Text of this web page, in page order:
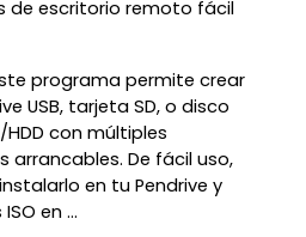
de escritorio remoto fácil
programa permite crear
USB, tarjeta SD, o disco
HDD con múltiples
arrancables. De fácil uso,
en tu Pendrive y
en ...